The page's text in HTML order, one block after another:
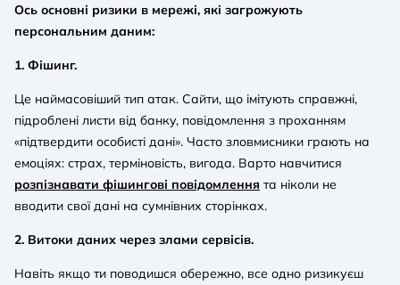
Ось основні ризики в мережі, які загрожують
персональним даним:
1. Фішинг.
Це наймасовіший тип атак. Сайти, що імітують справжні,
підроблені листи від банку, повідомлення з проханням
«підтвердити особисті дані». Часто зловмисники грають на
емоціях: страх, терміновість, вигода. Варто навчитися
розпізнавати фішингові повідомлення та ніколи не
вводити свої дані на сумнівних сторінках.
2. Витоки даних через злами сервісів.
Навіть якщо ти поводишся обережно, все одно ризикуєш